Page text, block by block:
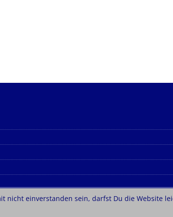
nicht einverstanden sein, darfst Du die Website